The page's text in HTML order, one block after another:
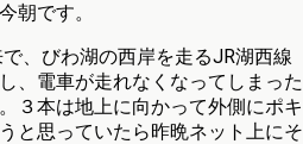
朝です。
、びわ湖の西岸を走るJR湖西線
、電車が走れなくなってしまった
。３本は地上に向かって外側にポキ
と思っていたら昨晩ネット上にそ